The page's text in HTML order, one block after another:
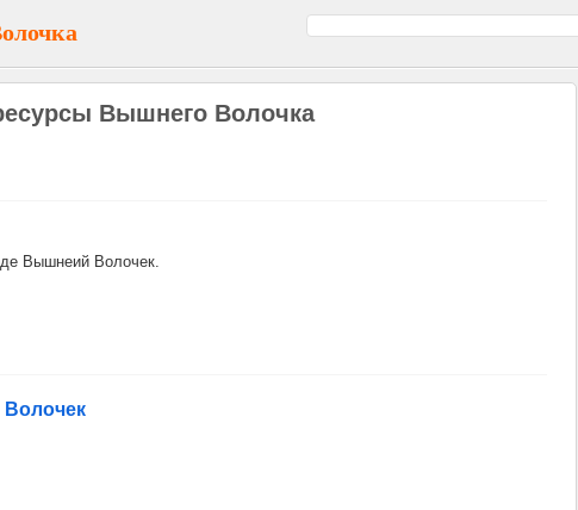
Вышнего Волочка
Вышнеий Волочек.